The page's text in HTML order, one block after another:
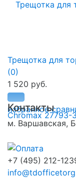
избранное
Трещотка для
(0)
1 520 руб.
Контакты
м. Варшавская,
+7 (495) 212-